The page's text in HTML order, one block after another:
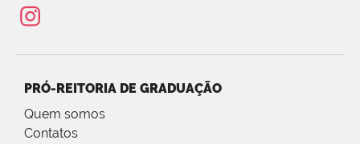
PRÓ-REITORIA DE GRADUAÇÃO
Quem somos
Contatos